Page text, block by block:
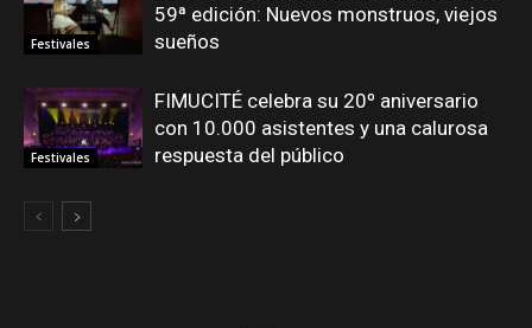
Festivales
59ª edición: Nuevos monstruos, viejos
sueños
Festivales
FIMUCITÉ celebra su 20º aniversario
con 10.000 asistentes y una calurosa
respuesta del público